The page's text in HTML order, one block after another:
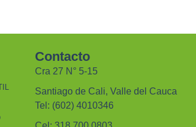
Contacto
Cra 27 N° 5-15
Santiago de Cali, Valle del Cauca
Tel: (602) 4010346